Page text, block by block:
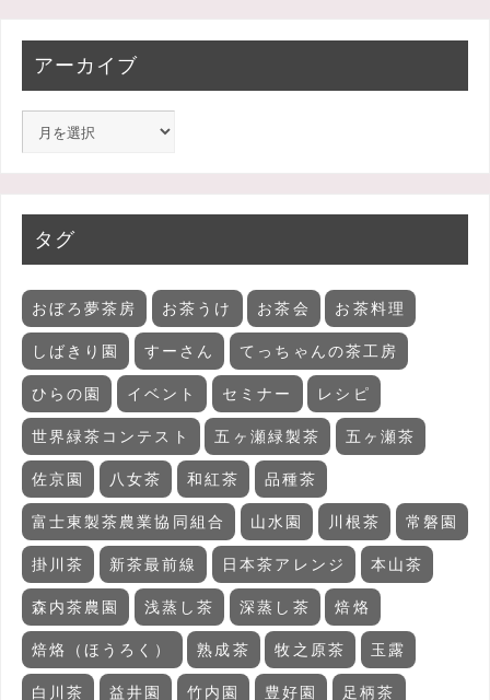
アーカイブ
タグ
おぼろ夢茶房 お茶うけ お茶会 お茶料理
しばきり園 すーさん てっちゃんの茶工房
ひらの園 イベント セミナー レシピ
世界緑茶コンテスト 五ヶ瀬緑製茶 五ヶ瀬茶
佐京園 八女茶 和紅茶 品種茶
富士東製茶農業協同組合 山水園 川根茶 常磐園
掛川茶 新茶最前線 日本茶アレンジ 本山茶
森内茶農園 浅蒸し茶 深蒸し茶 焙烙
焙烙（ほうろく） 熟成茶 牧之原茶 玉露
白川茶 益井園 竹内園 豊好園 足柄茶